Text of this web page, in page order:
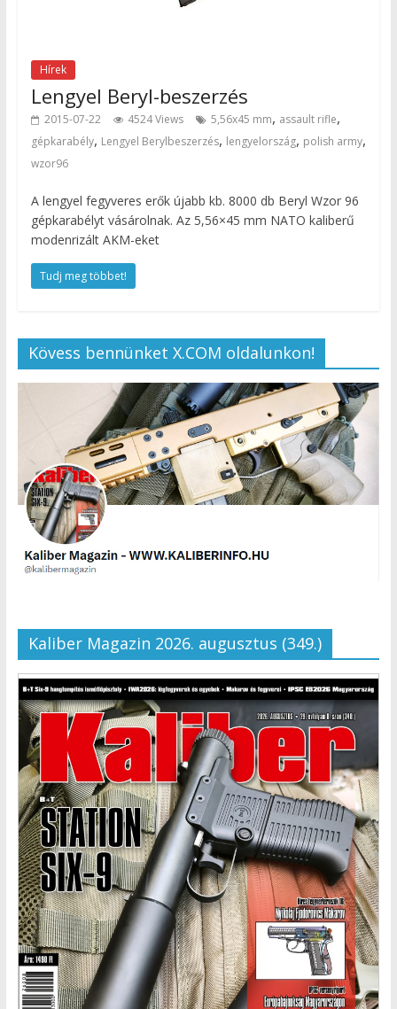
Hírek
Lengyel Beryl-beszerzés
2015-07-22 4524 Views 5,56x45 mm, assault rifle,
gépkarabély, Lengyel Berylbeszerzés, lengyelország, polish army,
wzor96
A lengyel fegyveres erők újabb kb. 8000 db Beryl Wzor 96
gépkarabélyt vásárolnak. Az 5,56×45 mm NATO kaliberű
modenrizált AKM-eket
Tudj meg többet!
Kövess bennünket X.COM oldalunkon!
Kaliber Magazin 2026. augusztus (349.)